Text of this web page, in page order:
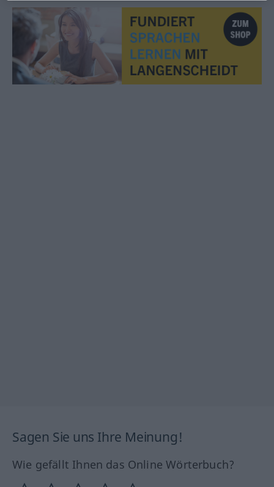
Sagen Sie uns Ihre Meinung!
Wie gefällt Ihnen das Online Wörterbuch?